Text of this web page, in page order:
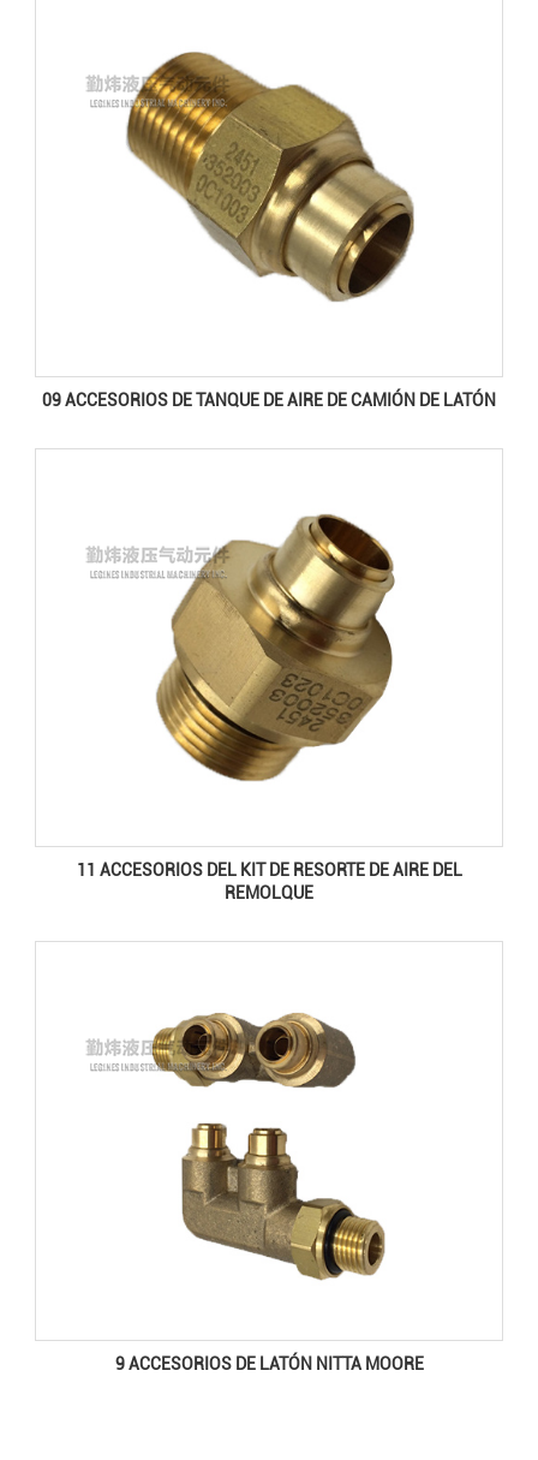
09 ACCESORIOS DE TANQUE DE AIRE DE CAMIÓN DE LATÓN
11 ACCESORIOS DEL KIT DE RESORTE DE AIRE DEL
REMOLQUE
9 ACCESORIOS DE LATÓN NITTA MOORE